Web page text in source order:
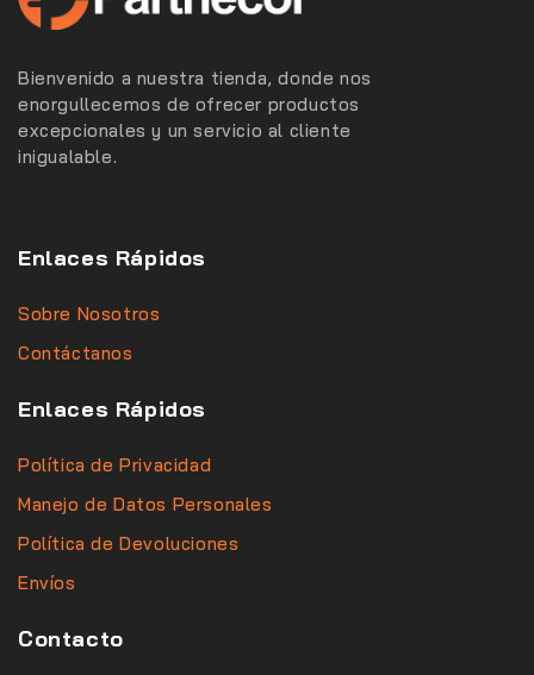
Bienvenido a nuestra tienda, donde nos
enorgullecemos de ofrecer productos
excepcionales y un servicio al cliente
inigualable.
Enlaces Rápidos
Sobre Nosotros
Contáctanos
Enlaces Rápidos
Política de Privacidad
Manejo de Datos Personales
Política de Devoluciones
Envíos
Contacto